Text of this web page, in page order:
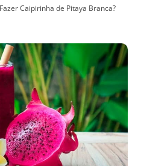
Caipirinha de Pitaya Branca?